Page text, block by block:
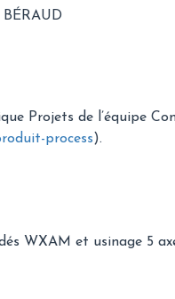
Projets de l’équipe
process).
WXAM et usinage 5